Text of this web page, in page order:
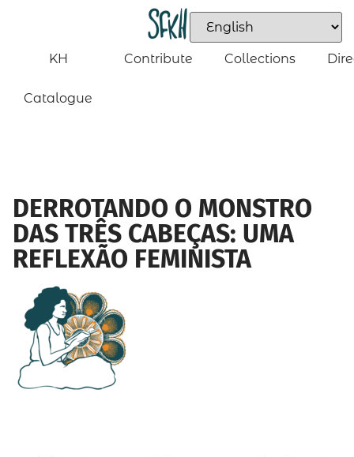
KH
Catalogue
Contribute Collections
DERROTANDO O MONSTRO
DAS TRÊS CABEÇAS: UMA
REFLEXÃO FEMINISTA